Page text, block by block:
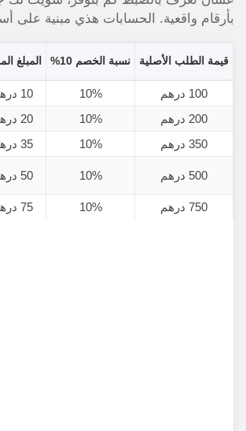
بأرقام واقعية. الحسابات هذي مبنية على
قيمة الطلب الأصلية نسبة الخصم 10% المبلغ
100 درهم 10% 10 درهم
200 درهم
10% 20 درهم
350 درهم
10% 35 درهم
500 درهم 10% 50 درهم
750 درهم 10% 75 درهم